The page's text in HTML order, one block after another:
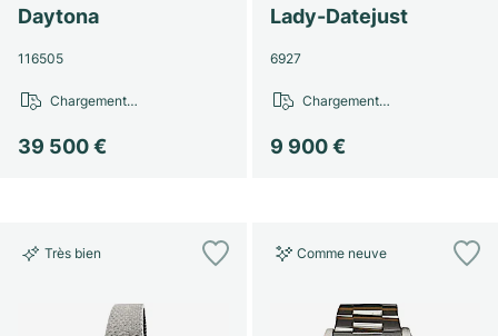
Daytona
116505
39 500 €
Chargement…
Lady-Datejust
6927
9 900 €
Chargement…
Très bien Comme neuve